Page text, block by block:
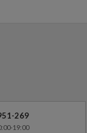
269
19:00